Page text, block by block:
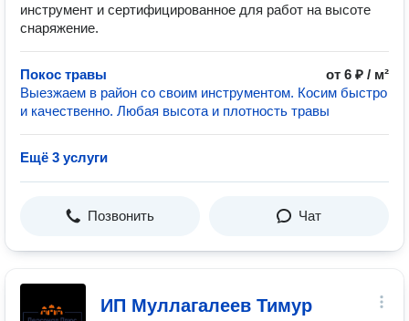
инструмент и сертифицированное для работ на высоте
снаряжение.
Покос травы
от 6 ₽ / м²
Выезжаем в район со своим инструментом. Косим быстро
и качественно. Любая высота и плотность травы
Ещё 3 услуги
Позвонить Чат
ИП Муллагалеев Тимур